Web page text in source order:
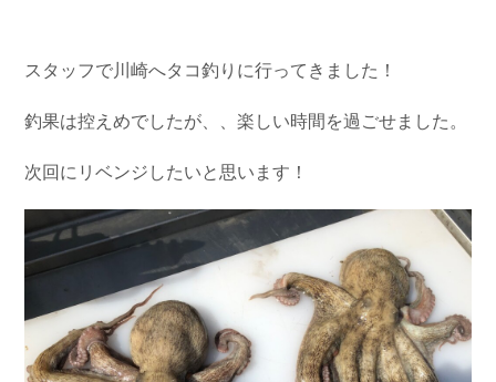
Shop Info. Blog
お問い合わせ
Contact us
会社概要
Company
採用情報
スタッフで川崎へタコ釣りに行ってきました！
釣果は控えめでしたが、、楽しい時間を過ごせました。
次回にリベンジしたいと思います！